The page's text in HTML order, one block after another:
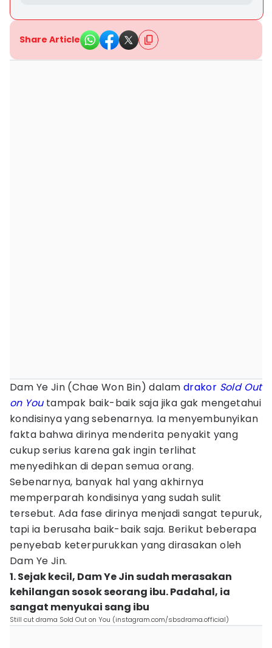
Share Article
Dam Ye Jin (Chae Won Bin) dalam drakor Sold Out
on You tampak baik-baik saja jika gak mengetahui
kondisinya yang sebenarnya. Ia menyembunyikan
fakta bahwa dirinya menderita penyakit yang
cukup serius karena gak ingin terlihat
menyedihkan di depan semua orang.
Sebenarnya, banyak hal yang akhirnya
memperparah kondisinya yang sudah sulit
tersebut. Ada fase dirinya menjadi sangat tepuruk,
tapi ia berusaha baik-baik saja. Berikut beberapa
penyebab keterpurukkan yang dirasakan oleh
Dam Ye Jin.
1. Sejak kecil, Dam Ye Jin sudah merasakan
kehilangan sosok seorang ibu. Padahal, ia
sangat menyukai sang ibu
Still cut drama Sold Out on You (instagram.com/sbsdrama.official)